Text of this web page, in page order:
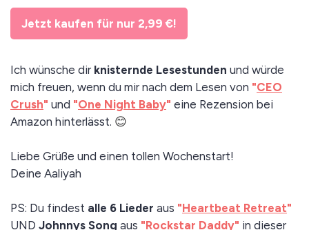
Jetzt kaufen für nur 2,99 €!
Ich wünsche dir knisternde Lesestunden und würde
mich freuen, wenn du mir nach dem Lesen von "CEO
Crush" und "One Night Baby" eine Rezension bei
Amazon hinterlässt. 😊
Liebe Grüße und einen tollen Wochenstart!
Deine Aaliyah
PS: Du findest alle 6 Lieder aus "Heartbeat Retreat"
UND Johnnys Song aus "Rockstar Daddy" in dieser